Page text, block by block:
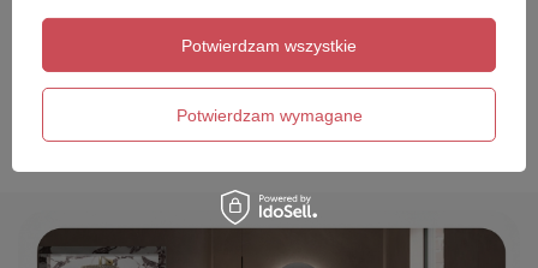
Wyślij opinię
Potwierdzam wymagane
Potwierdzam wszystkie